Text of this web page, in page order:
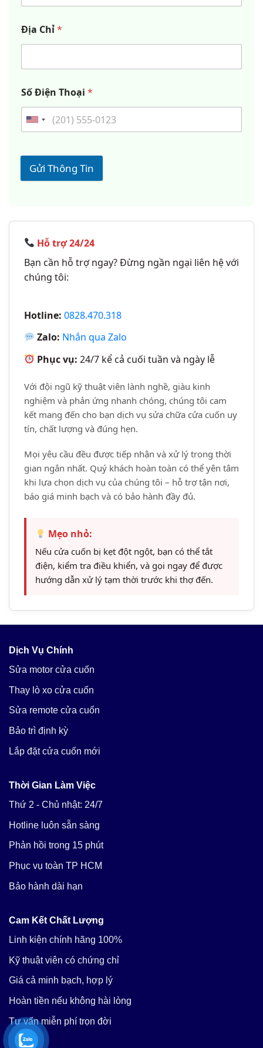
Địa Chỉ*
Số Điện Thoại *
Gửi Thông Tin
Hỗ trợ 24/24
Bạn cần hỗ trợ ngay? Đừng ngần ngại liên hệ với
chúng tôi:
Hotline: 0828.470.318
Zalo: Nhắn qua Zalo
Phục vụ: 24/7 kể cả cuối tuần và ngày lễ
Với đội ngũ kỹ thuật viên lành nghề, giàu kinh
nghiệm và phản ứng nhanh chóng, chúng tôi cam
kết mang đến cho bạn dịch vụ sửa chữa cửa cuốn uy
tín, chất lượng và đúng hẹn.
Mọi yêu cầu đều được tiếp nhận và xử lý trong thời
gian ngắn nhất. Quý khách hoàn toàn có thể yên tâm
khi lựa chọn dịch vụ của chúng tôi – hỗ trợ tận nơi,
báo giá minh bạch và có bảo hành đầy đủ.
Mẹo nhỏ:
Nếu cửa cuốn bị kẹt đột ngột, bạn có thể tắt
điện, kiểm tra điều khiển, và gọi ngay để được
hướng dẫn xử lý tạm thời trước khi thợ đến.
Dịch Vụ Chính
Sửa motor cửa cuốn
Thay lò xo cửa cuốn
Sửa remote cửa cuốn
Bảo trì định kỳ
Lắp đặt cửa cuốn mới
Thời Gian Làm Việc
Thứ 2 - Chủ nhật: 24/7
Hotline luôn sẵn sàng
Phản hồi trong 15 phút
Phục vụ toàn TP HCM
Bảo hành dài hạn
Cam Kết Chất Lượng
Linh kiện chính hãng 100%
Kỹ thuật viên có chứng chỉ
Giá cả minh bạch, hợp lý
Hoàn tiền nếu không hài lòng
Tư vấn miễn phí trọn đời